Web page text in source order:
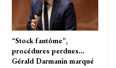
“Stock fantôme”,
procédures perdues…
Gérald Darmanin marqué